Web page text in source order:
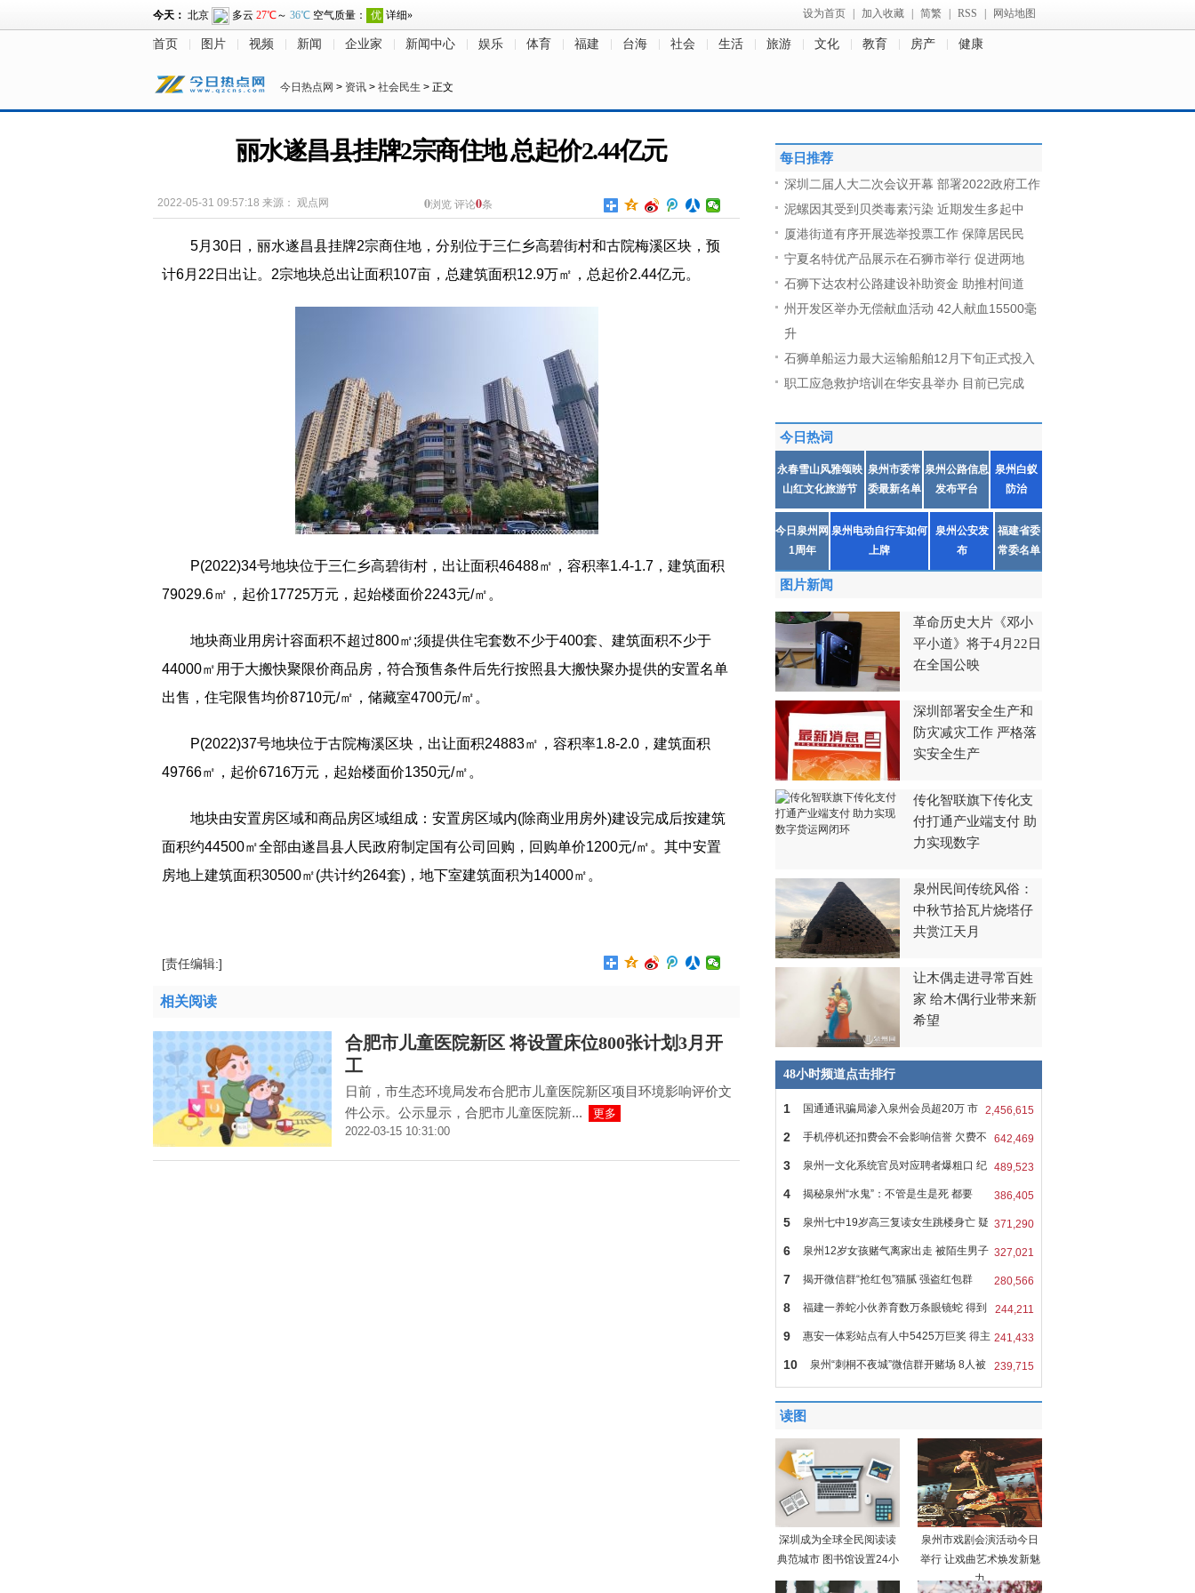
设为首页 加入收藏 简繁 RSS 网站地图
首页 图片 视频 新闻 企业家 新闻中心 娱乐 体育 福建 台海 社会 生活 旅游 文化 教育 房产 健康
今日热点网 > 资讯 > 社会民生 > 正文
丽水遂昌县挂牌2宗商住地 总起价2.44亿元
2022-05-31 09:57:18 来源： 观点网 0浏览 评论0条
5月30日，丽水遂昌县挂牌2宗商住地，分别位于三仁乡高碧街村和古院梅溪区块，预
计6月22日出让。2宗地块总出让面积107亩，总建筑面积12.9万㎡，总起价2.44亿元。
P(2022)34号地块位于三仁乡高碧街村，出让面积46488㎡，容积率1.4-1.7，建筑面积
79029.6㎡，起价17725万元，起始楼面价2243元/㎡。
地块商业用房计容面积不超过800㎡;须提供住宅套数不少于400套、建筑面积不少于
44000㎡用于大搬快聚限价商品房，符合预售条件后先行按照县大搬快聚办提供的安置名单
出售，住宅限售均价8710元/㎡，储藏室4700元/㎡。
P(2022)37号地块位于古院梅溪区块，出让面积24883㎡，容积率1.8-2.0，建筑面积
49766㎡，起价6716万元，起始楼面价1350元/㎡。
地块由安置房区域和商品房区域组成：安置房区域内(除商业用房外)建设完成后按建筑
面积约44500㎡全部由遂昌县人民政府制定国有公司回购，回购单价1200元/㎡。其中安置
房地上建筑面积30500㎡(共计约264套)，地下室建筑面积为14000㎡。
[责任编辑:]
相关阅读
合肥市儿童医院新区 将设置床位800张计划3月开
工
日前，市生态环境局发布合肥市儿童医院新区项目环境影响评价文
件公示。公示显示，合肥市儿童医院新...
更多
2022-03-15 10:31:00
每日推荐
深圳二届人大二次会议开幕 部署2022政府工作
泥螺因其受到贝类毒素污染 近期发生多起中
厦港街道有序开展选举投票工作 保障居民民
宁夏名特优产品展示在石狮市举行 促进两地
石狮下达农村公路建设补助资金 助推村间道
州开发区举办无偿献血活动 42人献血15500毫
升
石狮单船运力最大运输船舶12月下旬正式投入
职工应急救护培训在华安县举办 目前已完成
今日热词
永春雪山风雅颂映
山红文化旅游节
泉州市委常
委最新名单
泉州公路信息
发布平台
泉州白蚁
防治
今日泉州网
1周年
泉州电动自行车如何
上牌
泉州公安发
布
福建省委
常委名单
图片新闻
革命历史大片《邓小
平小道》将于4月22日
在全国公映
深圳部署安全生产和
防灾减灾工作 严格落
实安全生产
传化智联旗下传化支
付打通产业端支付 助
力实现数字
泉州民间传统风俗：
中秋节拾瓦片烧塔仔
共赏江天月
让木偶走进寻常百姓
家 给木偶行业带来新
希望
48小时频道点击排行
2,456,615
1 国通通讯骗局渗入泉州会员超20万 市
民 642,469
2 手机停机还扣费会不会影响信誉 欠费不
489,523
3 泉州一文化系统官员对应聘者爆粗口 纪
386,405
4 揭秘泉州“水鬼”：不管是生是死 都要
371,290
5 泉州七中19岁高三复读女生跳楼身亡 疑
327,021
6 泉州12岁女孩赌气离家出走 被陌生男子
280,566
7 揭开微信群“抢红包”猫腻 强盗红包群
244,211
8 福建一养蛇小伙养育数万条眼镜蛇 得到
241,433
9 惠安一体彩站点有人中5425万巨奖 得主
239,715
10 泉州“刺桐不夜城”微信群开赌场 8人被
读图
深圳成为全球全民阅读读
典范城市 图书馆设置24小
泉州市戏剧会演活动今日
举行 让戏曲艺术焕发新魅
力